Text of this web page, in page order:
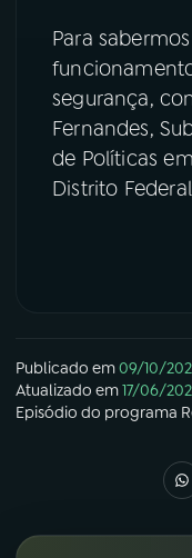
Para
segurança,
Fernandes,
de Políticas
Distrito
Publicado em09/10/
Atualizado em17/06/
Episódio do programa